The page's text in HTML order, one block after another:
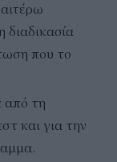
διαδικασία
που το
από τη
και για την